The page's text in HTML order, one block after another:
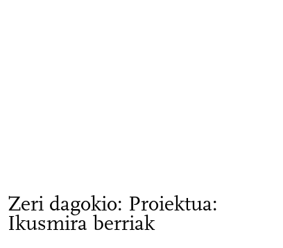
Zeri dagokio: Proiektua:
Ikusmira berriak